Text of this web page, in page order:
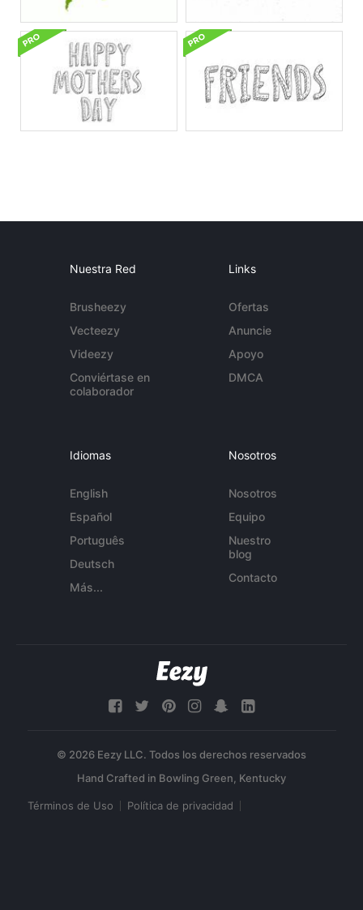
Nuestra Red
Brusheezy
Vecteezy
Videezy
Conviértase en
colaborador
Links
Ofertas
Anuncie
Apoyo
DMCA
Idiomas
English
Español
Português
Deutsch
Más...
Nosotros
Nosotros
Equipo
Nuestro
blog
Contacto
© 2026 Eezy LLC. Todos los derechos reservados
Términos de Uso Política de privacidad